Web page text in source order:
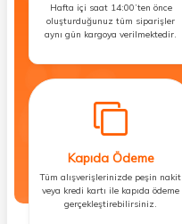
Hafta içi saat 14:00’ten önce
oluşturduğunuz tüm siparişler
aynı gün kargoya verilmektedir.
Kapıda Ödeme
Tüm alışverişlerinizde peşin nakit
veya kredi kartı ile kapıda ödeme
gerçekleştirebilirsiniz.